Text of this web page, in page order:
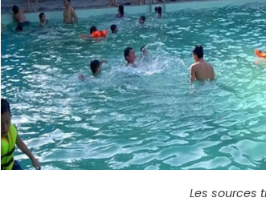
Les sources